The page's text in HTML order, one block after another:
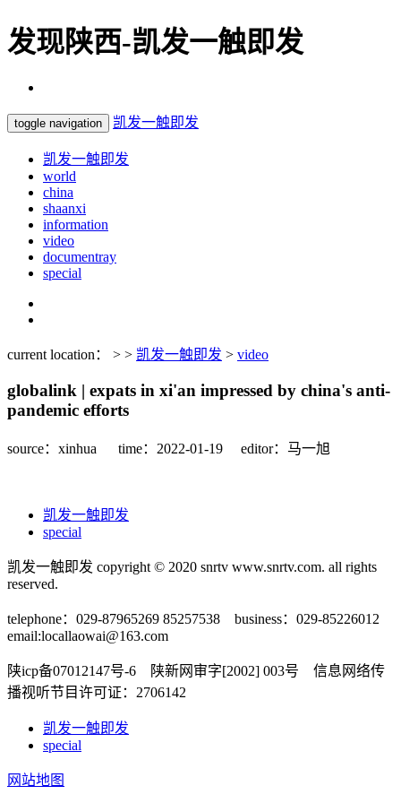
发现陕西-凯发一触即发
toggle navigation 凯发一触即发
凯发一触即发
world
china
shaanxi
information
video
documentray
special
current location： > > 凯发一触即发 > video
globalink | expats in xi'an impressed by china's anti-
pandemic efforts
source：xinhua time：2022-01-19 editor：马一旭
凯发一触即发
special
凯发一触即发 copyright © 2020 snrtv www.snrtv.com. all rights
reserved.
telephone：029-87965269 85257538 business：029-85226012
email:locallaowai@163.com
陕icp备07012147号-6 陕新网审字[2002] 003号 信息网络传
播视听节目许可证：2706142
凯发一触即发
special
网站地图